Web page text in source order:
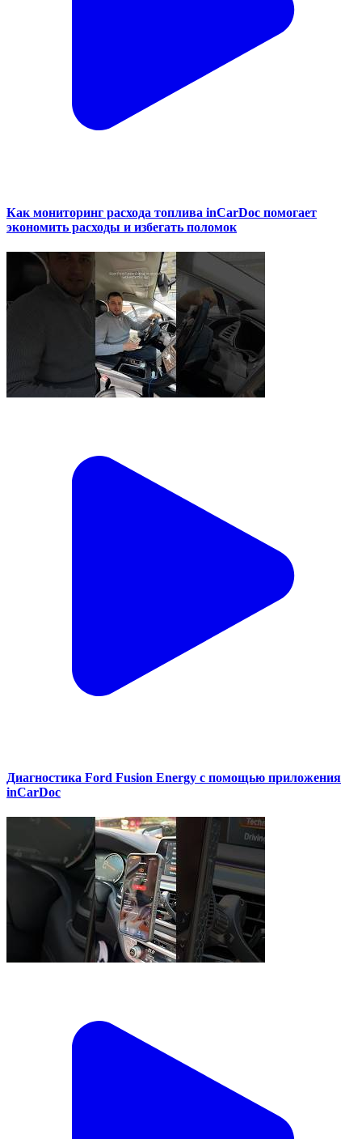
Как мониторинг расхода топлива inCarDoc помогает
экономить расходы и избегать поломок
Диагностика Ford Fusion Energy с помощью приложения
inCarDoc